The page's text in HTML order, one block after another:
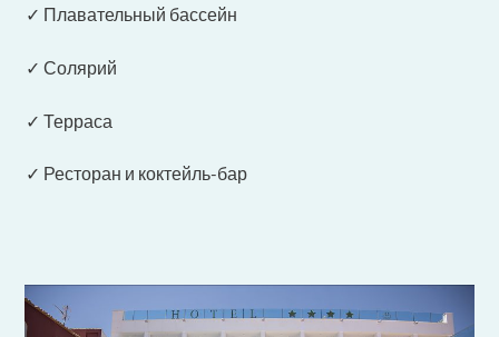
✓ Плавательный бассейн
✓ Солярий
✓ Терраса
✓ Ресторан и коктейль-бар